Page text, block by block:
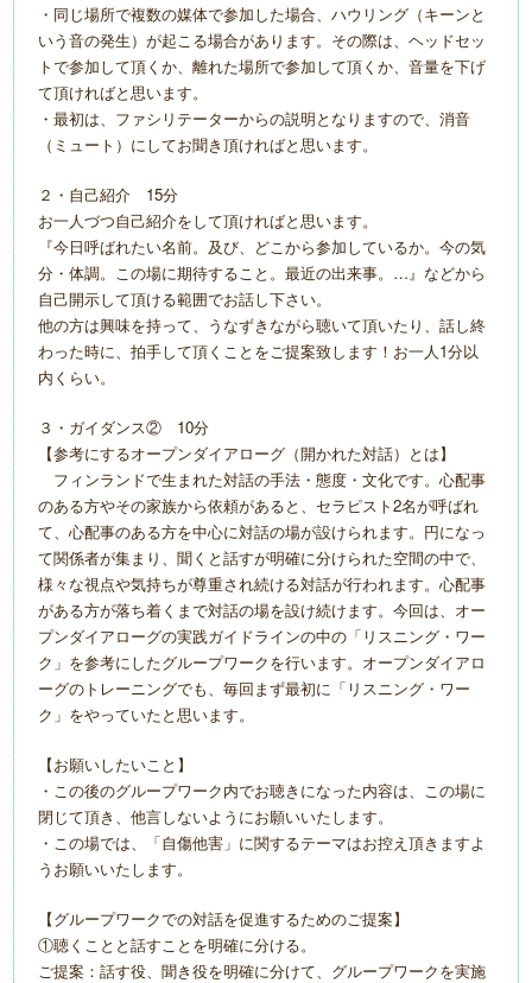
・同じ場所で複数の媒体で参加した場合、ハウリング（キーンと
いう音の発生）が起こる場合があります。その際は、ヘッドセッ
トで参加して頂くか、離れた場所で参加して頂くか、音量を下げ
て頂ければと思います。
・最初は、ファシリテーターからの説明となりますので、消音
（ミュート）にしてお聞き頂ければと思います。
２・自己紹介 15分
お一人づつ自己紹介をして頂ければと思います。
『今日呼ばれたい名前。及び、どこから参加しているか。今の気
分・体調。この場に期待すること。最近の出来事。…』などから
自己開示して頂ける範囲でお話し下さい。
他の方は興味を持って、うなずきながら聴いて頂いたり、話し終
わった時に、拍手して頂くことをご提案致します！お一人1分以
内くらい。
３・ガイダンス② 10分
【参考にするオープンダイアローグ（開かれた対話）とは】
フィンランドで生まれた対話の手法・態度・文化です。心配事
のある方やその家族から依頼があると、セラピスト2名が呼ばれ
て、心配事のある方を中心に対話の場が設けられます。円になっ
て関係者が集まり、聞くと話すが明確に分けられた空間の中で、
様々な視点や気持ちが尊重され続ける対話が行われます。心配事
がある方が落ち着くまで対話の場を設け続けます。今回は、オー
プンダイアローグの実践ガイドラインの中の「リスニング・ワー
ク」を参考にしたグループワークを行います。オープンダイアロ
ーグのトレーニングでも、毎回まず最初に「リスニング・ワー
ク」をやっていたと思います。
【お願いしたいこと】
・この後のグループワーク内でお聴きになった内容は、この場に
閉じて頂き、他言しないようにお願いいたします。
・この場では、「自傷他害」に関するテーマはお控え頂きますよ
うお願いいたします。
【グループワークでの対話を促進するためのご提案】
①聴くことと話すことを明確に分ける。
ご提案：話す役、聞き役を明確に分けて、グループワークを実施